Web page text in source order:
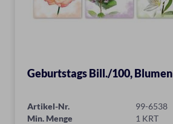
Geburtstags Bill./100, Blumen
Artikel-Nr.
99-6538
Min. Menge
1 KRT